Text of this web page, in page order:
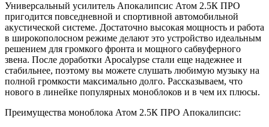
Универсальный усилитель Апокалипсис Атом 2.5К ПРО
пригодится повседневной и спортивной автомобильной
акустической системе. Достаточно высокая мощность и работа
в широкополосном режиме делают это устройство идеальным
решением для громкого фронта и мощного сабвуферного
звена. После доработки Apocalypse стали еще надежнее и
стабильнее, поэтому вы можете слушать любимую музыку на
полной громкости максимально долго. Рассказываем, что
нового в линейке популярных моноблоков и в чем их плюсы.
Преимущества моноблока Атом 2.5К ПРО Апокалипсис: